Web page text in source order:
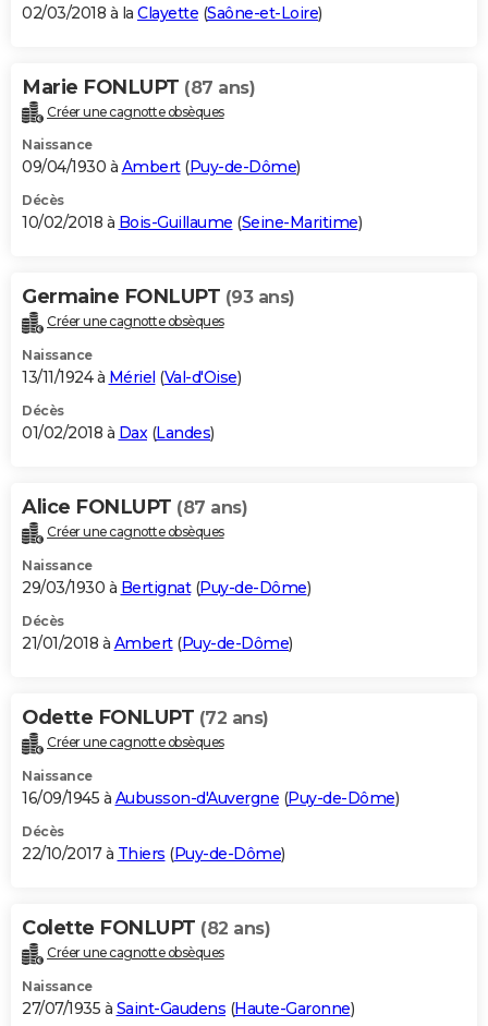
02/03/2018 à la Clayette (Saône-et-Loire)
Marie FONLUPT (87 ans)
Créer une cagnotte obsèques
Naissance
09/04/1930 à Ambert(Puy-de-Dôme)
Décès
10/02/2018 à Bois-Guillaume (Seine-Maritime)
Germaine FONLUPT (93 ans)
Créer une cagnotte obsèques
Naissance
13/11/1924 à Mériel (Val-d'Oise)
Décès
01/02/2018 à Dax(Landes)
Alice FONLUPT (87 ans)
Créer une cagnotte obsèques
Naissance
29/03/1930 à Bertignat(Puy-de-Dôme)
Décès
21/01/2018 à Ambert(Puy-de-Dôme)
Odette FONLUPT (72 ans)
Créer une cagnotte obsèques
Naissance
16/09/1945 à Aubusson-d'Auvergne (Puy-de-Dôme)
Décès
22/10/2017 à Thiers (Puy-de-Dôme)
Colette FONLUPT (82 ans)
Créer une cagnotte obsèques
Naissance
27/07/1935 à Saint-Gaudens (Haute-Garonne)